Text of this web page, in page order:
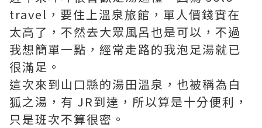
travel，要住上溫泉旅館，單人價錢實在
太高了，不然去大眾風呂也是可以，不過
我想簡單一點，經常走路的我泡足湯就已
很滿足。
這次來到山口縣的湯田溫泉，也被稱為白
狐之湯，有 JR到達，所以算是十分便利，
只是班次不算很密。